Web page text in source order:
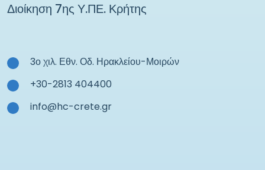
Διοίκηση 7ης Υ.ΠΕ. Κρήτης
3ο χιλ. Εθν. Οδ. Ηρακλείου-Μοιρών
+30-2813 404400
info@hc-crete.gr